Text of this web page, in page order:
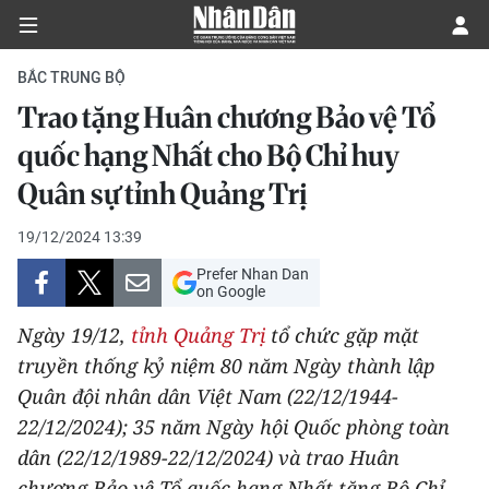
CHÍNH TRỊ
KINH TẾ
VĂN HÓA
XÃ HỘI
PHÁP LUẬT
DU LỊCH
THẾ GIỚI
BẮC TRUNG BỘ
Trao tặng Huân chương Bảo vệ Tổ
quốc hạng Nhất cho Bộ Chỉ huy
Quân sự tỉnh Quảng Trị
19/12/2024 13:39
Prefer Nhan Dan
on Google
Ngày 19/12, tỉnh Quảng Trị tổ chức gặp mặt
truyền thống kỷ niệm 80 năm Ngày thành lập
Quân đội nhân dân Việt Nam (22/12/1944-
22/12/2024); 35 năm Ngày hội Quốc phòng toàn
dân (22/12/1989-22/12/2024) và trao Huân